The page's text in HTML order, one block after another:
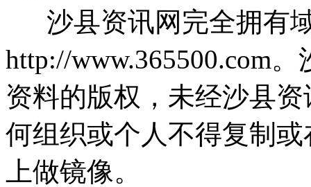
沙县资讯网完全拥有
http://www.365500.com
资料的版权，未经沙县
何组织或个人不得复制
上做镜像。